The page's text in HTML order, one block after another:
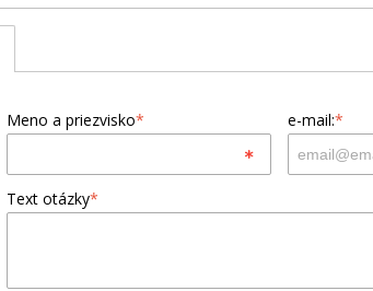
Meno a priezvisko* e-mail:*
Text otázky*